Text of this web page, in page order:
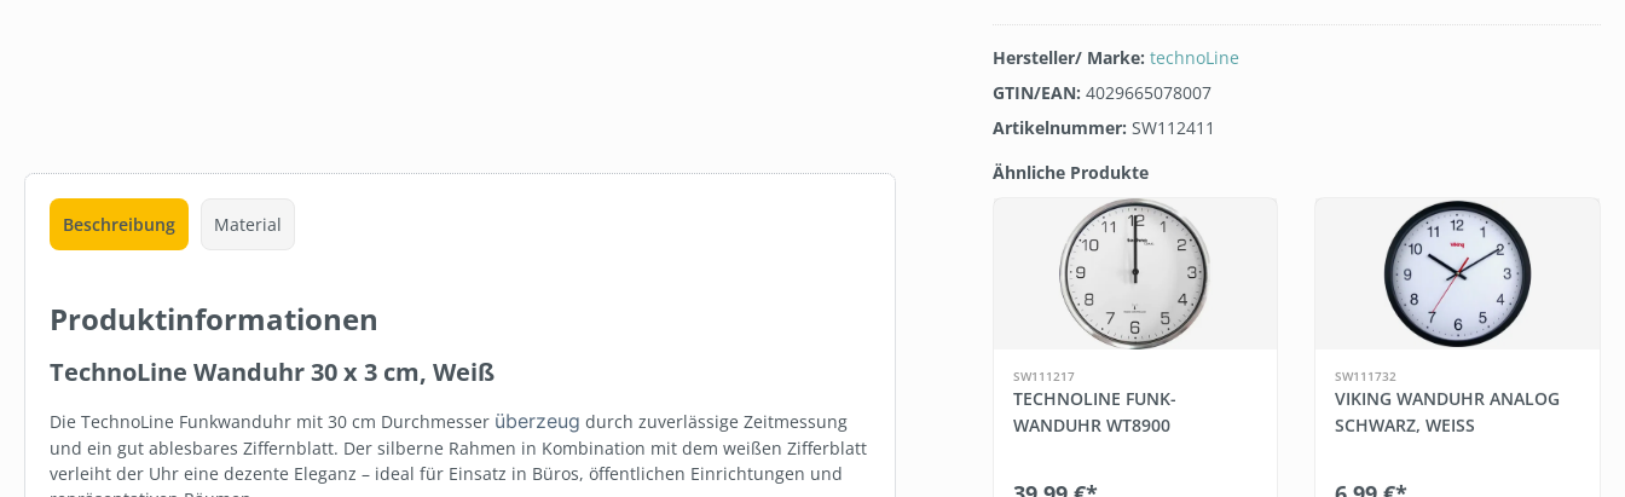
Beschreibung Material
Produktinformationen
TechnoLine Wanduhr 30 x 3 cm, Weiß
Die TechnoLine Funkwanduhr mit 30 cm Durchmesser überzeug durch zuverlässige Zeitmessung
und ein gut ablesbares Ziffernblatt. Der silberne Rahmen in Kombination mit dem weißen Zifferblatt
verleiht der Uhr eine dezente Eleganz – ideal für Einsatz in Büros, öffentlichen Einrichtungen und
Hersteller/ Marke: technoLine
GTIN/EAN: 4029665078007
Artikelnummer: SW112411
Ähnliche Produkte
Produktgalerie überspringen
SW111217
TECHNOLINE FUNK-
WANDUHR WT8900
SW111732
VIKING WANDUHR ANALOG
SCHWARZ, WEISS